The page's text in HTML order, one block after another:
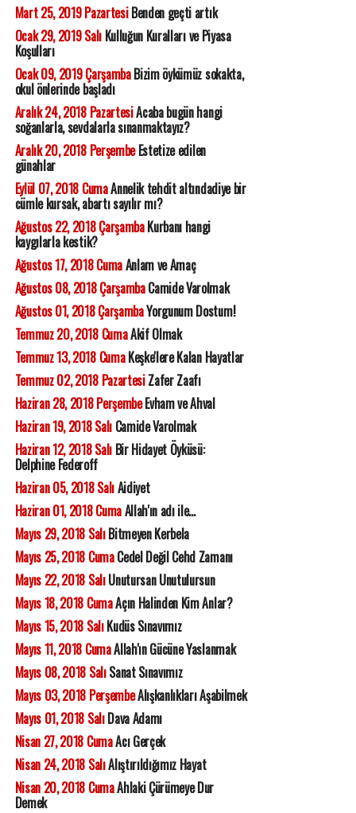
Mart 25, 2019 PazartesiBenden geçti artık
Ocak 29, 2019 SalıKulluğun Kuralları ve Piyasa
Koşulları
Ocak 09, 2019 ÇarşambaBizim öykümüz sokakta,
okul önlerinde başladı
Aralık 24, 2018 PazartesiAcaba bugün hangi
soğanlarla, sevdalarla sınanmaktayız?
Aralık 20, 2018 PerşembeEstetize edilen
günahlar
Eylül 07, 2018 CumaAnnelik tehdit altındadiye bir
cümle kursak, abartı sayılır mı?
Ağustos 22, 2018 ÇarşambaKurbanı hangi
kaygılarla kestik?
Ağustos 17, 2018 CumaAnlam ve Amaç
Ağustos 08, 2018 ÇarşambaCamide Varolmak
Ağustos 01, 2018 ÇarşambaYorgunum Dostum!
Temmuz 20, 2018 CumaAkif Olmak
Temmuz 13, 2018 CumaKeşke'lere Kalan Hayatlar
Temmuz 02, 2018 PazartesiZafer Zaafı
Haziran 28, 2018 PerşembeEvham ve Ahval
Haziran 19, 2018 SalıCamide Varolmak
Haziran 12, 2018 SalıBir Hidayet Öyküsü:
Delphine Federoff
Haziran 05, 2018 SalıAidiyet
Haziran 01, 2018 CumaAllah'ın adı ile...
Mayıs 29, 2018 SalıBitmeyen Kerbela
Mayıs 25, 2018 CumaCedel Değil Cehd Zamanı
Mayıs 22, 2018 SalıUnutursan Unutulursun
Mayıs 18, 2018 CumaAçın Halinden Kim Anlar?
Mayıs 15, 2018 SalıKudüs Sınavımız
Mayıs 11, 2018 CumaAllah'ın Gücüne Yaslanmak
Mayıs 08, 2018 SalıSanat Sınavımız
Mayıs 03, 2018 PerşembeAlışkanlıkları Aşabilmek
Mayıs 01, 2018 SalıDava Adamı
Nisan 27, 2018 CumaAcı Gerçek
Nisan 24, 2018 SalıAlıştırıldığımız Hayat
Nisan 20, 2018 CumaAhlaki Çürümeye Dur
Demek